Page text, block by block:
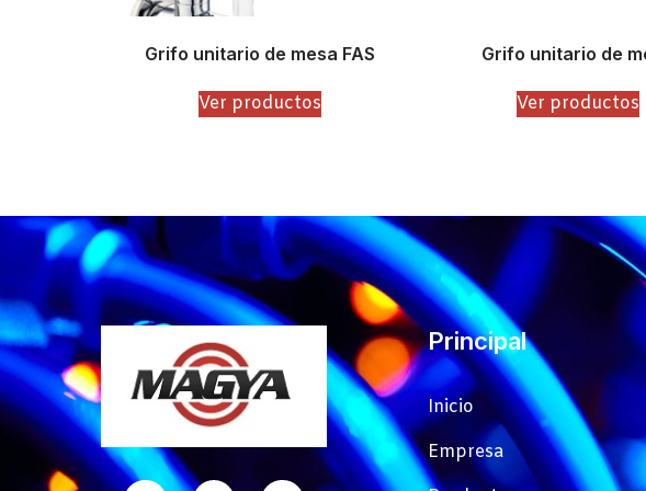
Grifo unitario de mesa FAS
Ver productos
Grifo unitario de
Ver productos
Principal
Inicio
Empresa